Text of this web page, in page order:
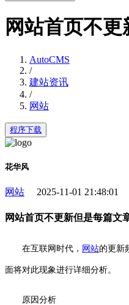
网站首页不
AutoCMS
/
建站资讯
/
网站
程序下载
花华风
网站 2025-11-01 21:48:01
网站首页不更新但是每篇文
在互联网时代， 网站的更新
面将对此现象进行详细分析。
原因分析